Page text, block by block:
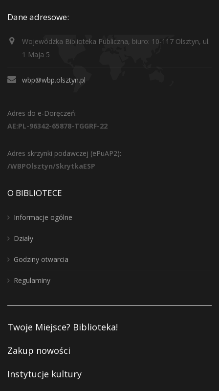
Dane adresowe:
Wojewódzka Biblioteka Publiczna, biuro: 10-117 Olsztyn, ul.
1 Maja 5
wbp@wbp.olsztyn.pl
Adres do e-Doręczeń:
AE:PL-96342-65878-TGGRF-22
Adres skrzynki podawczej (ePuAP2):
/WBPOlsztyn/SkrytkaESP
O BIBLIOTECE
Informacje ogólne
Działy
Godziny otwarcia
Regulaminy
Twoje Miejsce? Biblioteka!
Zakup nowości
Instytucje kultury